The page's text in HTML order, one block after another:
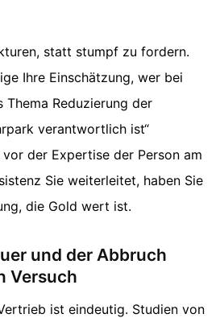
statt stumpf zu fordern.
Ihre Einschätzung, wer bei
Thema Reduzierung der
verantwortlich ist“
der Expertise der Person am
Sie weiterleitet, haben Sie
die Gold wert ist.
und der Abbruch
Versuch
ist eindeutig. Studien von